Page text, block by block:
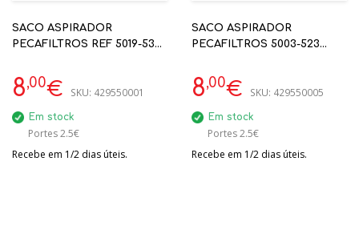
SACO ASPIRADOR
PECAFILTROS REF 5019-534
8,00€ SKU: 429550001
Em stock
Portes 2.5€
Recebe em 1/2 dias úteis.
SACO ASPIRADOR
PECAFILTROS 5003-523
8,00€ SKU: 429550005
Em stock
Portes 2.5€
Recebe em 1/2 dias úteis.